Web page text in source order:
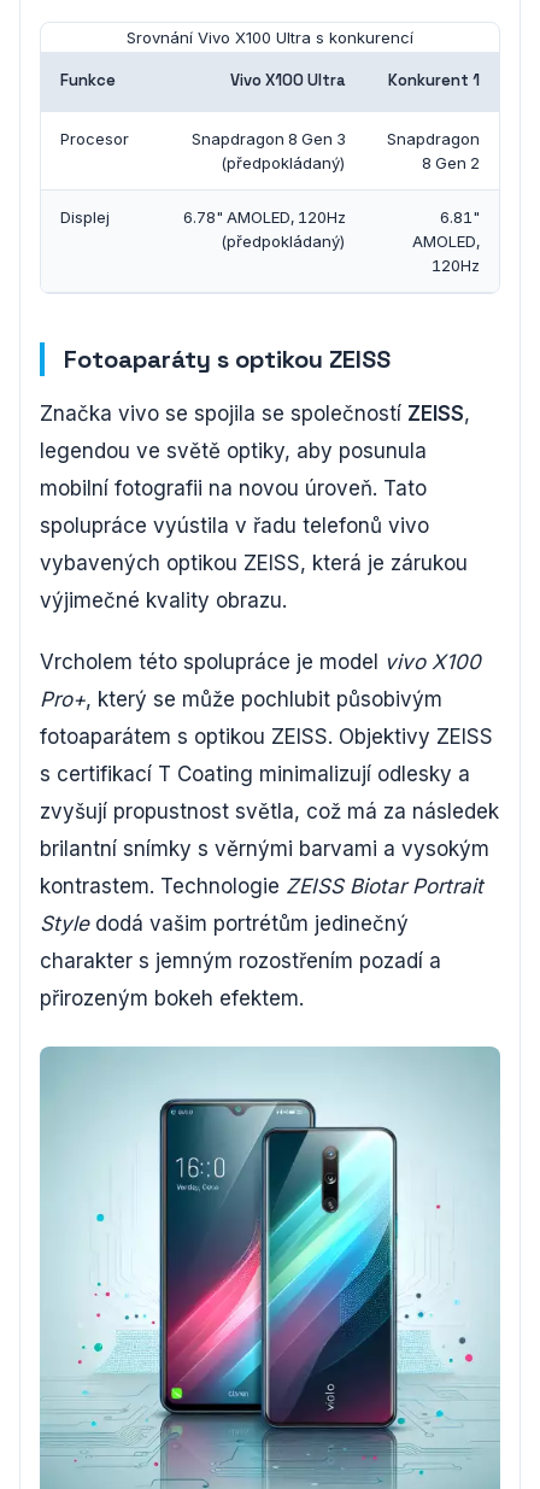
Srovnání Vivo X100 Ultra s konkurencí
Funkce Vivo X100 Ultra Konkurent 1
Procesor
Snapdragon 8 Gen 3
(předpokládaný)
Snapdragon
8 Gen 2
Displej
6.78" AMOLED, 120Hz
(předpokládaný)
6.81"
AMOLED,
120Hz
Fotoaparáty s optikou ZEISS
Značka vivo se spojila se společností ZEISS,
legendou ve světě optiky, aby posunula
mobilní fotografii na novou úroveň. Tato
spolupráce vyústila v řadu telefonů vivo
vybavených optikou ZEISS, která je zárukou
výjimečné kvality obrazu.
Vrcholem této spolupráce je model vivo X100
Pro+, který se může pochlubit působivým
fotoaparátem s optikou ZEISS. Objektivy ZEISS
s certifikací T Coating minimalizují odlesky a
zvyšují propustnost světla, což má za následek
brilantní snímky s věrnými barvami a vysokým
kontrastem. Technologie ZEISS Biotar Portrait
Styledodá vašim portrétům jedinečný
charakter s jemným rozostřením pozadí a
přirozeným bokeh efektem.